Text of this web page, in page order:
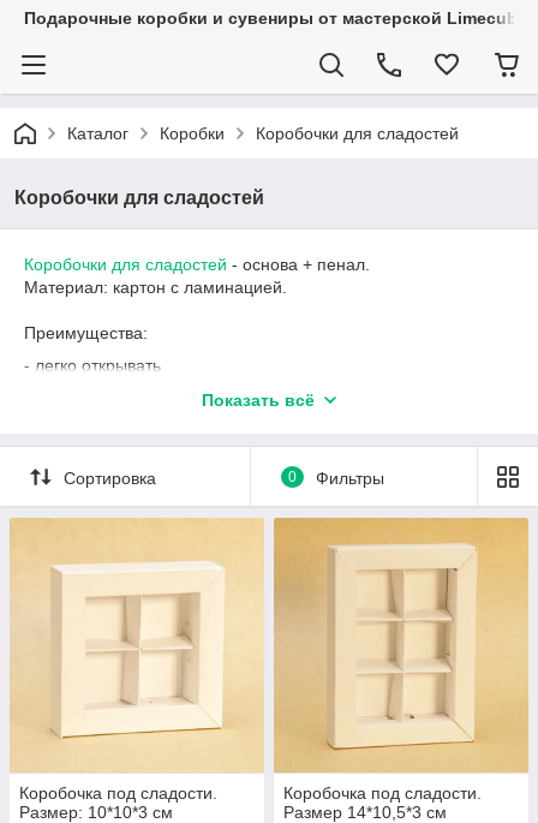
Подарочные коробки и сувениры от мастерской Limecube
Каталог Коробки Коробочки для сладостей
Коробочки для сладостей
Коробочки для сладостей - основа + пенал.
Материал: картон с ламинацией.
Преимущества:
- легко открывать
- возможность сделать нужный размер под ваш заказ
Показать всё
Сортировка 0 Фильтры
Коробочка под сладости.
Размер: 10*10*3 см
Коробочка под сладости.
Размер 14*10,5*3 см